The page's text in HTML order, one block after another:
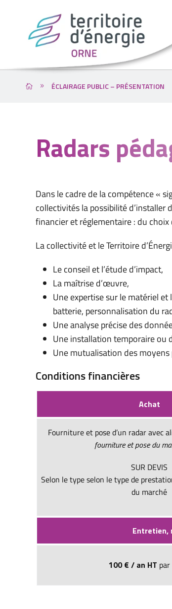
ÉCLAIRAGE PUBLIC – PRÉSENTATION
Radars
Dans le cadre de la compétence «
collectivités la possibilité d’installer
financier et réglementaire : du choix
La collectivité et le Territoire
Le conseil et l’étude d’impact,
La maîtrise d’œuvre,
Une expertise sur le matériel
batterie, personnalisation du
Une analyse précise des
Une installation temporaire ou
Une mutualisation des moyens
Conditions financières
Achat
Fourniture et pose d’un radar avec
fourniture et pose du
SUR DEVIS
Selon le type selon le type de
du marché
Entretien,
100 € / an HT